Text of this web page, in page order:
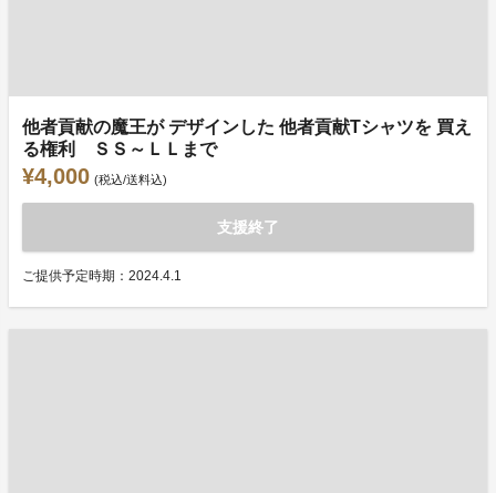
他者貢献の魔王が デザインした 他者貢献Tシャツを 買え
る権利 ＳＳ～ＬＬまで
¥4,000 (税込/送料込)
支援終了
ご提供予定時期：2024.4.1